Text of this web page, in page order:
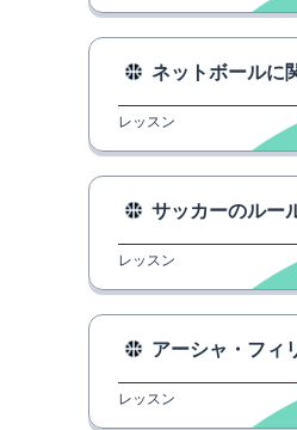
ネットボールに
レッスン
サッカーのルー
レッスン
アーシャ・フィリップと
レッスン